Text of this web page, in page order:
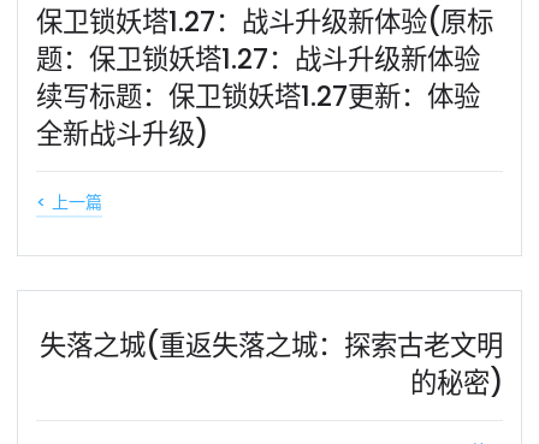
保卫锁妖塔1.27：战斗升级新体验(原标
题：保卫锁妖塔1.27：战斗升级新体验
续写标题：保卫锁妖塔1.27更新：体验
全新战斗升级)
< 上一篇
失落之城(重返失落之城：探索古老文明
的秘密)